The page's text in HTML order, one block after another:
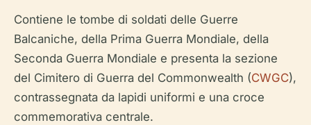
Contiene le tombe di soldati delle Guerre
Balcaniche, della Prima Guerra Mondiale, della
Seconda Guerra Mondiale e presenta la sezione
del Cimitero di Guerra del Commonwealth (CWGC),
contrassegnata da lapidi uniformi e una croce
commemorativa centrale.